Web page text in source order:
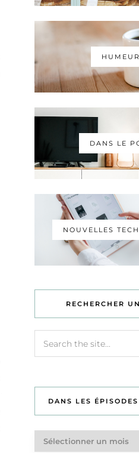
DANS LE
NOUVELLES
RECHERCHER
DANS LES
Dans
les